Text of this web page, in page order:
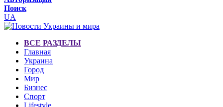
Поиск
UA
ВСЕ РАЗДЕЛЫ
Главная
Украина
Город
Мир
Бизнес
Спорт
Lifestyle